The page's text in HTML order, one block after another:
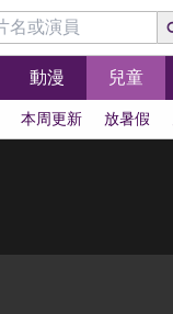
動漫 兒童
本周更新 放暑假